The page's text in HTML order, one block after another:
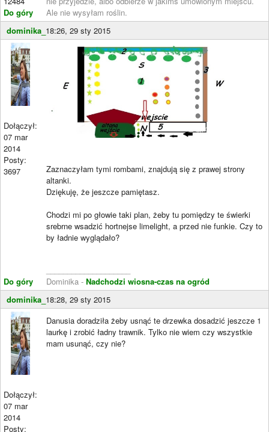
Do góry
Ale nie wysyłam roślin.
dominika_ 18:26, 29 sty 2015
Dołączył:
07 mar
2014
Posty:
3697
Do góry
Zaznaczyłam tymi rombami, znajdują się z prawej strony
altanki.
Dziękuję, że jeszcze pamiętasz.
Chodzi mi po głowie taki plan, żeby tu pomiędzy te świerki
srebrne wsadzić hortnejse limelight, a przed nie funkie. Czy to
by ładnie wyglądało?
Dominika - Nadchodzi wiosna-czas na ogród
dominika_ 18:28, 29 sty 2015
Dołączył:
07 mar
2014
Posty:
Danusia doradziła żeby usnąć te drzewka dosadzić jeszcze 1
laurkę i zrobić ładny trawnik. Tylko nie wiem czy wszystkie
mam usunąć, czy nie?